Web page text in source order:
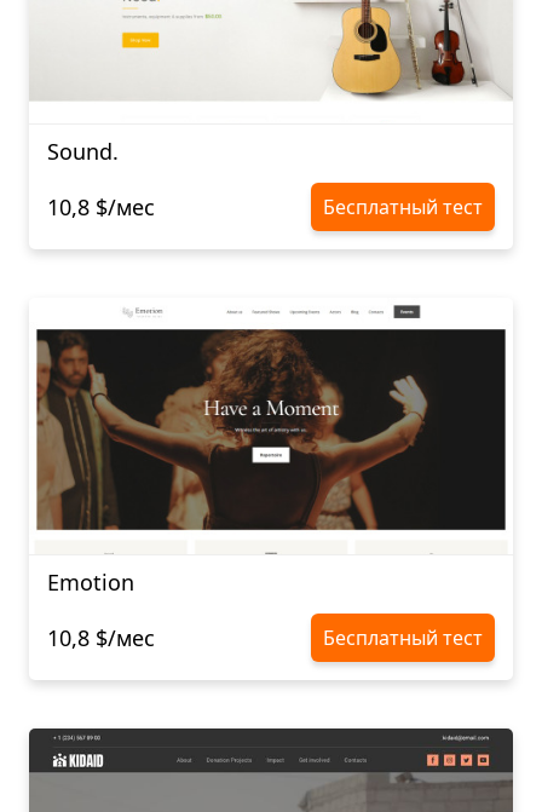
Sound.
10,8 $/мес
Бесплатный тест
Emotion
10,8 $/мес
Бесплатный тест